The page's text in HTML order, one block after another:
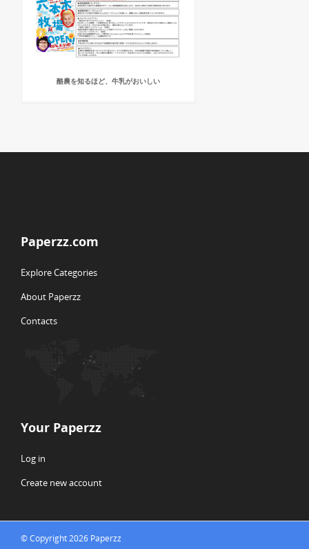
酪農を知るほど、牛乳がおいしい
Paperzz.com
Explore Categories
About Paperzz
Contacts
Your Paperzz
Log in
Create new account
© Copyright 2026 Paperzz